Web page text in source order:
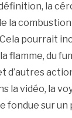
la
la
pourrait
flamme, du
d’autres
la vidéo, la
fondue sur un